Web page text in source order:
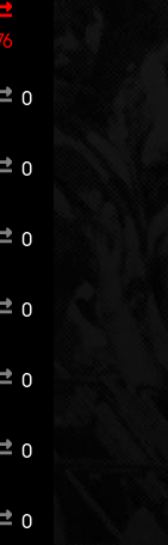
0
0
0
0
0
0
0